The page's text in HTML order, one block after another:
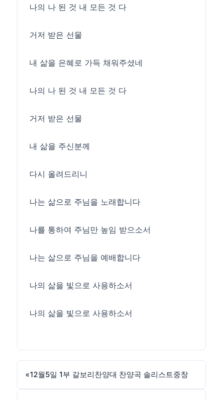
나의 나 된 것 내 모든 것 다
거저 받은 선물
내 삶을 은혜로 가득 채워주셨네
나의 나 된 것 내 모든 것 다
거저 받은 선물
내 삶을 주신분께
다시 올려드리니
나는 삶으로 주님을 노래합니다
나를 통하여 주님만 높임 받으소서
나는 삶으로 주님을 예배합니다
나의 삶을 빛으로 사용하소서
나의 삶을 빛으로 사용하소서
«12월5일 1부 갈보리찬양대 찬양곡 솔리스트중창